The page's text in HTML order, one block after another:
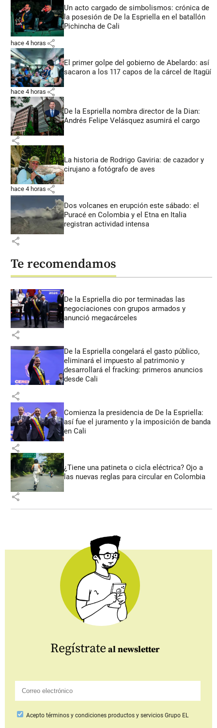
Un acto cargado de simbolismos: crónica de
la posesión de De la Espriella en el batallón
Pichincha de Cali
hace 4 horas share
El primer golpe del gobierno de Abelardo: así
sacaron a los 117 capos de la cárcel de Itagüí
hace 4 horas share
De la Espriella nombra director de la Dian:
Andrés Felipe Velásquez asumirá el cargo
share
La historia de Rodrigo Gaviria: de cazador y
cirujano a fotógrafo de aves
hace 4 horas share
Dos volcanes en erupción este sábado: el
Puracé en Colombia y el Etna en Italia
registran actividad intensa
share
Te recomendamos
De la Espriella dio por terminadas las
negociaciones con grupos armados y
anunció megacárceles
share
De la Espriella congelará el gasto público,
eliminará el impuesto al patrimonio y
desarrollará el fracking: primeros anuncios
desde Cali
share
Comienza la presidencia de De la Espriella:
así fue el juramento y la imposición de banda
en Cali
share
¿Tiene una patineta o cicla eléctrica? Ojo a
las nuevas reglas para circular en Colombia
share
Regístrate al newsletter
Aceptotérminos y condiciones productos y serviciosGrupo EL